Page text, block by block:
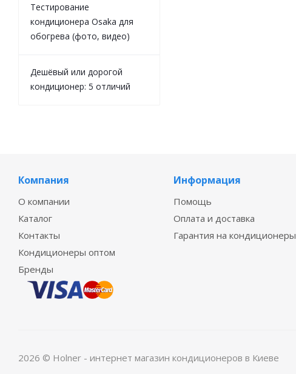
Тестирование
кондиционера Osaka для
обогрева (фото, видео)
Дешёвый или дорогой
кондиционер: 5 отличий
Компания
О компании
Каталог
Контакты
Кондиционеры оптом
Бренды
Информация
Помощь
Оплата и доставка
Гарантия на кондиционеры
2026 © Holner - интернет магазин кондиционеров в Киеве